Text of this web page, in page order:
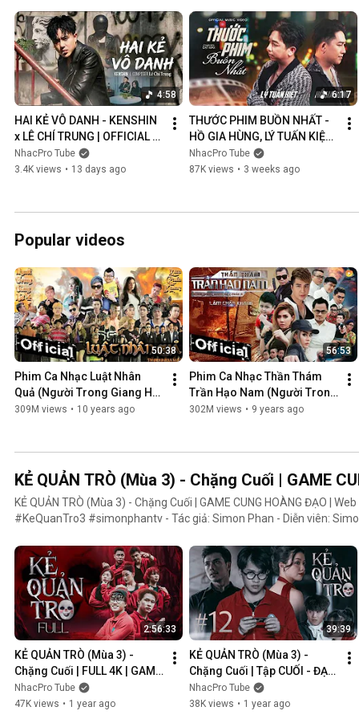
4:58
HAI KẺ VÔ DANH - KENSHIN
x LÊ CHÍ TRUNG | OFFICIAL
MUSIC VIDEO
NhacPro Tube
3.4K views • 13 days ago
6:17
THƯỚC PHIM BUỒN NHẤT -
HỒ GIA HÙNG, LÝ TUẤN KIỆT |
OFFICIAL MUSIC VIDEO
NhacPro Tube
87K views • 3 weeks ago
Popular videos
50:38
Phim Ca Nhạc Luật Nhân
Quả (Người Trong Giang Hồ
4) - Lâm Chấn Khang 2016
309M views • 10 years ago
56:53
Phim Ca Nhạc Thần Thám
Trần Hạo Nam (Người Trong
Giang Hồ 5) - Lâm Chấn
302M views • 9 years ago
KẺ QUẢN TRÒ (Mùa 3) - Chặng Cuối | GAME
KẺ QUẢN TRÒ (Mùa 3) - Chặng Cuối | GAME CUNG HOÀNG ĐẠO |
#KeQuanTro3 #simonphantv - Tác giả: Simon Phan - Diễn viên: Simon Phan, Bnat, Huỳnh Nhựt,
hơi hướng của show truyền hình thực tế, nhưng dần trở nên đen tối
người chiến thắng cuối cùng?. Mục đích của KẺ QUẢN TRÒ là gì?. Và
mặt nạ. Tất cả sẽ tiết lộ trong seri web drama KẺ QUẢN TRÒ (Mùa
Huỳnh Nhựt _ Diễn viên Huỳnh Nhựt Bnat _ Ca sĩ Bnat Bảo Ngân _
TikToker Trúc Khánh Duy _ Nghệ sĩ Khánh Duy Simon Phan _ Em trai
2:56:33
KẺ QUẢN TRÒ (Mùa 3) -
Chặng Cuối | FULL 4K | GAME
CUNG HOÀNG ĐẠO || Web
Drama 2025
NhacPro Tube
47K views • 1 year ago
39:39
KẺ QUẢN TRÒ (Mùa 3) -
Chặng Cuối | Tập CUỐI - ĐẠI
KẾT CỤC | GAME CUNG
HOÀNG ĐẠO || Web Drama
NhacPro Tube
38K views • 1 year ago